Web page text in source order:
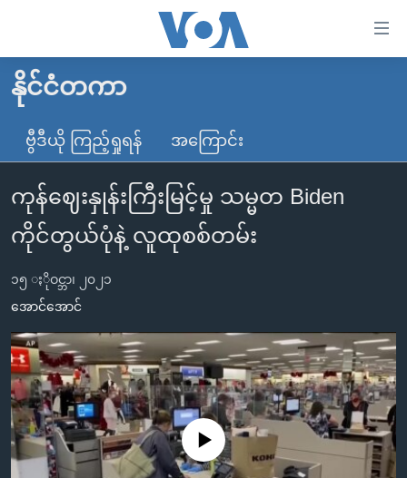
လွယ်ကူ
စေ
သည့်
များ
ပင်မ
သို့
ကျော်
ကြည့်
ရန်
ပင်မ
အ
ညွန်း
စာမျက်နှာ
မူလစာမျက်နှာ
မြန်မာ
ကမ္ဘာ့သတင်းများ
နိုင်ငံတကာ
အမေရိကန်
အစ္စရေး-ပါလက်စတိုင်း
ဗွီဒီယို
သတင်းလွတ်လပ်ခွင့်
ရပ်ဝန်းတခု လမ်းတခု အလွန်
အင်္ဂလိပ်စာလေ့လာမယ်
မကြေးမုံရဲ့ အင်္ဂလိပ်စာ
ရုပ်ရှင်ထဲက အင်္ဂလိပ်စာ
သုတပဒေသာ အင်္ဂလိပ်စာ
ရေဒီယို
တီဗွီ
ရေဒီယိုနှင့်ရုပ်သံ အချက်အလက်များ
ရေဒီယို/တီဗွီအစီအစဉ်
Learning English
နိုင်ငံတကာ
ဗွီဒီယို ကြည့်ရှုရန် အကြောင်း
ကုန်ဈေးနှုန်းကြီးမြင့်မှု သမ္မတ Biden
ကိုင်တွယ်ပုံနဲ့ လူထုစစ်တမ်း
၁၅ ႏိုဝင္ဘာ၊ ၂၀၂၁
အောင်အောင်
No media source currently available